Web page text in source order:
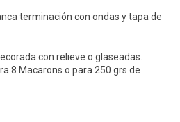
terminación con ondas y tapa de
con relieve o glaseadas.
8 Macarons o para 250 grs de